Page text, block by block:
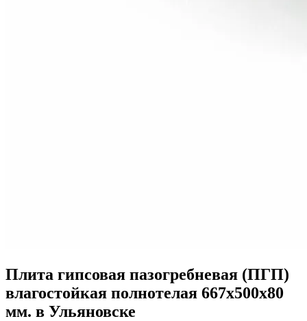
Плита гипсовая пазогребневая (ПГП)
влагостойкая полнотелая 667х500х80
мм. в Ульяновске